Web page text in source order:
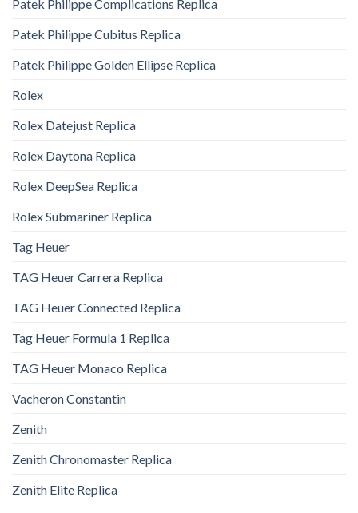
Patek Philippe Complications Replica
Patek Philippe Cubitus Replica
Patek Philippe Golden Ellipse Replica
Rolex
Rolex Datejust Replica
Rolex Daytona Replica
Rolex DeepSea Replica
Rolex Submariner Replica
Tag Heuer
TAG Heuer Carrera Replica
TAG Heuer Connected Replica
Tag Heuer Formula 1 Replica
TAG Heuer Monaco Replica
Vacheron Constantin
Zenith
Zenith Chronomaster Replica
Zenith Elite Replica